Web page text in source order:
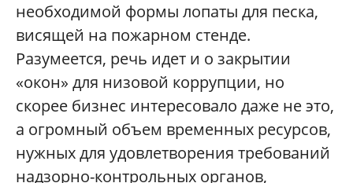
необходимой формы лопаты для песка,
висящей на пожарном стенде.
Разумеется, речь идет и о закрытии
«окон» для низовой коррупции, но
скорее бизнес интересовало даже не это,
а огромный объем временных ресурсов,
нужных для удовлетворения требований
надзорно-контрольных органов,